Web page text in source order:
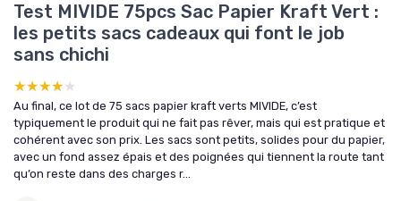
Test MIVIDE 75pcs Sac Papier Kraft Vert :
les petits sacs cadeaux qui font le job
sans chichi
★★★★★
★★★★★
Au final, ce lot de 75 sacs papier kraft verts MIVIDE, c’est
typiquement le produit qui ne fait pas rêver, mais qui est pratique et
cohérent avec son prix. Les sacs sont petits, solides pour du papier,
avec un fond assez épais et des poignées qui tiennent la route tant
qu’on reste dans des charges r...